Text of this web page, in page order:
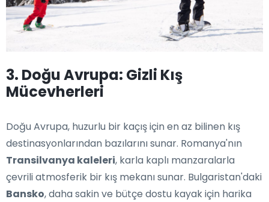
3. Doğu Avrupa: Gizli Kış
Mücevherleri
Doğu Avrupa, huzurlu bir kaçış için en az bilinen kış
destinasyonlarından bazılarını sunar. Romanya'nın
Transilvanya kaleleri, karla kaplı manzaralarla
çevrili atmosferik bir kış mekanı sunar. Bulgaristan'daki
Bansko, daha sakin ve bütçe dostu kayak için harika